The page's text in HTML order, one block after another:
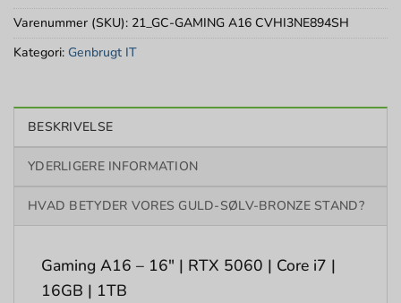
Varenummer (SKU): 21_GC-GAMING A16 CVHI3NE894SH
Kategori: Genbrugt IT
BESKRIVELSE
YDERLIGERE INFORMATION
HVAD BETYDER VORES GULD-SØLV-BRONZE STAND?
Gaming A16 – 16″ | RTX 5060 | Core i7 |
16GB | 1TB